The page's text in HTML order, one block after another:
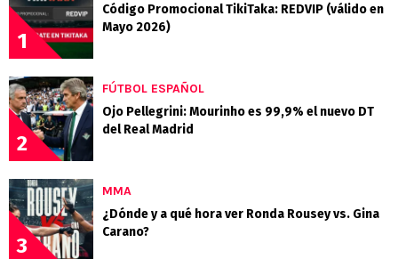
1
Código Promocional TikiTaka: REDVIP (válido en
Mayo 2026)
2
FÚTBOL ESPAÑOL
Ojo Pellegrini: Mourinho es 99,9% el nuevo DT
del Real Madrid
3
MMA
¿Dónde y a qué hora ver Ronda Rousey vs. Gina
Carano?